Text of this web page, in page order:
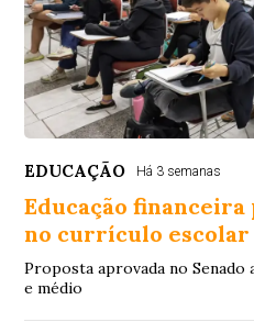
EDUCAÇÃO Há 3 semanas
Educação
no currículo escolar
Proposta aprovada no Senado
e médio